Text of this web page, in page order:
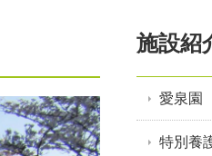
施設紹
愛泉園
特別養